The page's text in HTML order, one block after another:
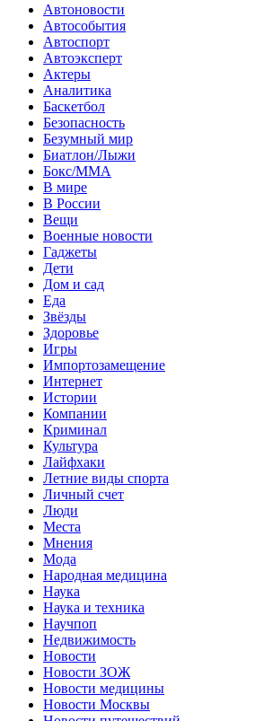
Автоновости
Автособытия
Автоспорт
Автоэксперт
Актеры
Аналитика
Баскетбол
Безопасность
Безумный мир
Биатлон/Лыжи
Бокс/MMA
В мире
В России
Вещи
Военные новости
Гаджеты
Дети
Дом и сад
Еда
Звёзды
Здоровье
Игры
Импортозамещение
Интернет
Истории
Компании
Криминал
Культура
Лайфхаки
Летние виды спорта
Личный счет
Люди
Места
Мнения
Мода
Народная медицина
Наука
Наука и техника
Научпоп
Недвижимость
Новости
Новости ЗОЖ
Новости медицины
Новости Москвы